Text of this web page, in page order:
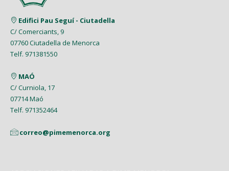
Edifici Pau Seguí - Ciutadella
C/ Comerciants, 9
07760 Ciutadella de Menorca
Telf. 971381550
MAÓ
C/ Curniola, 17
07714 Maó
Telf. 971352464
correo@pimemenorca.org